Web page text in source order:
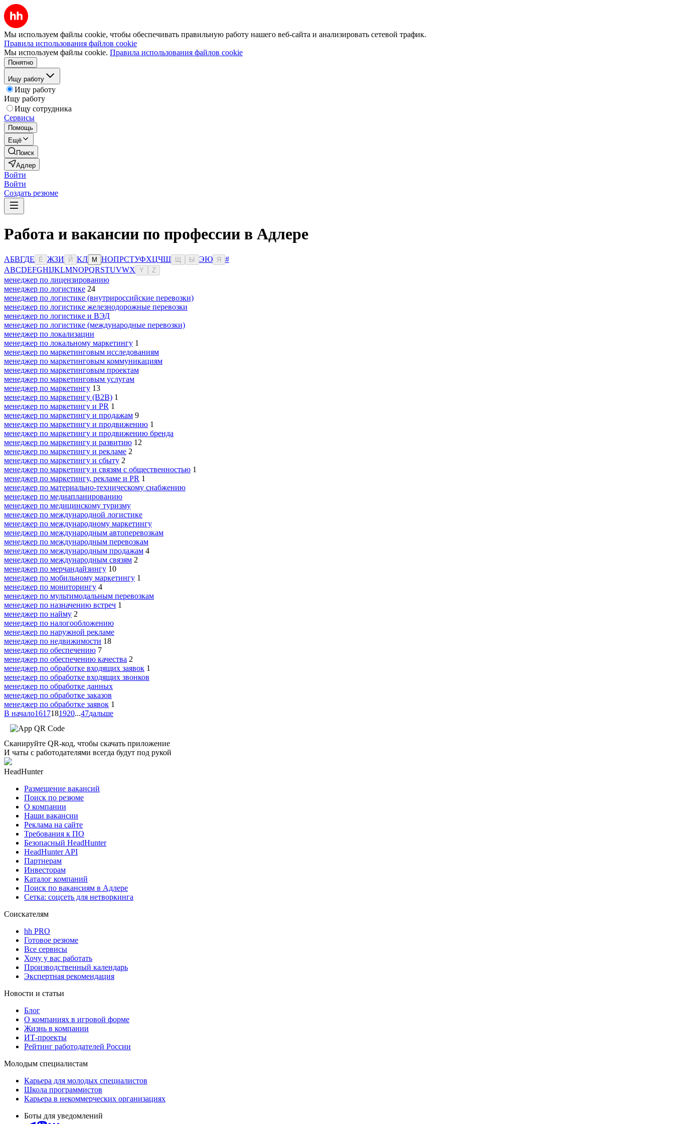
Мы используем файлы cookie, чтобы обеспечивать правильную работу нашего веб-сайта и анализировать сетевой трафик.
Правила использования файлов cookie
Мы используем файлы cookie. Правила использования файлов cookie
Понятно
Ищу работу
Ищу работу
Ищу работу
Ищу сотрудника
Сервисы
Помощь
Ещё
Поиск
Адлер
Войти
Войти
Создать резюме
Работа и вакансии по профессии в Адлере
АБВГДЕ Ё ЖЗИ Й КЛ М НОПРСТУФХЦЧШ Ы ЭЮ Я
#
ABCDEFGHIJKLMNOPQRSTUVWX Y Z
менеджер по лицензированию
менеджер по логистике 24
менеджер по логистике (внутрироссийские перевозки)
менеджер по логистике железнодорожные перевозки
менеджер по логистике и ВЭД
менеджер по логистике (международные перевозки)
менеджер по локализации
менеджер по локальному маркетингу 1
менеджер по маркетинговым исследованиям
менеджер по маркетинговым коммуникациям
менеджер по маркетинговым проектам
менеджер по маркетинговым услугам
менеджер по маркетингу 13
менеджер по маркетингу (B2B) 1
менеджер по маркетингу и PR 1
менеджер по маркетингу и продажам 9
менеджер по маркетингу и продвижению 1
менеджер по маркетингу и продвижению бренда
менеджер по маркетингу и развитию 12
менеджер по маркетингу и рекламе 2
менеджер по маркетингу и сбыту 2
менеджер по маркетингу и связям с общественностью 1
менеджер по маркетингу, рекламе и PR 1
менеджер по материально-техническому снабжению
менеджер по медиапланированию
менеджер по медицинскому туризму
менеджер по международной логистике
менеджер по международному маркетингу
менеджер по международным автоперевозкам
менеджер по международным перевозкам
менеджер по международным продажам 4
менеджер по международным связям 2
менеджер по мерчандайзингу 10
менеджер по мобильному маркетингу 1
менеджер по мониторингу 4
менеджер по мультимодальным перевозкам
менеджер по назначению встреч 1
менеджер по найму 2
менеджер по налогообложению
менеджер по наружной рекламе
менеджер по недвижимости 18
менеджер по обеспечению 7
менеджер по обеспечению качества 2
менеджер по обработке входящих заявок 1
менеджер по обработке входящих звонков
менеджер по обработке данных
менеджер по обработке заказов
менеджер по обработке заявок 1
В начало1617181920...47дальше
Сканируйте QR-код, чтобы скачать приложение
И чаты с работодателями всегда будут под рукой
HeadHunter
Размещение вакансий
Поиск по резюме
О компании
Наши вакансии
Реклама на сайте
Требования к ПО
Безопасный HeadHunter
HeadHunter API
Партнерам
Инвесторам
Каталог компаний
Поиск по вакансиям в Адлере
Сетка: соцсеть для нетворкинга
Соискателям
hh PRO
Готовое резюме
Все сервисы
Хочу у вас работать
Производственный календарь
Экспертная рекомендация
Новости и статьи
Блог
О компаниях в игровой форме
Жизнь в компании
ИТ-проекты
Рейтинг работодателей России
Молодым специалистам
Карьера для молодых специалистов
Школа программистов
Карьера в некоммерческих организациях
Боты для уведомлений